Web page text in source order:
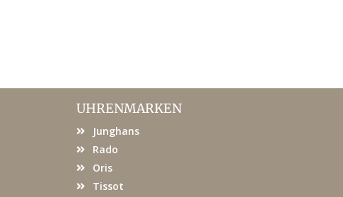
UHRENMARKEN
Junghans
Rado
Oris
Tissot